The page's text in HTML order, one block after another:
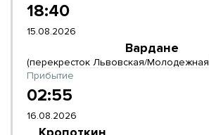
18:40
15.08.2026
Вардане
(перекресток Львовская/
Прибытие
02:55
16.08.2026